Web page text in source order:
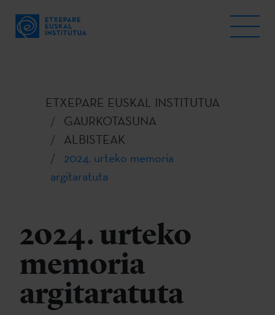
ETXEPARE EUSKAL INSTITUTUA
GAURKOTASUNA
ALBISTEAK
2024. urteko memoria
argitaratuta
2024. urteko
memoria
argitaratuta